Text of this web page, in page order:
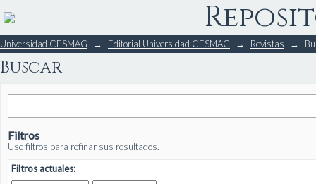
Buscar
Universidad CESMAG → Editorial Universidad CESMAG → Revistas →
Buscar
Filtros
Use filtros para refinar sus resultados.
Filtros actuales: